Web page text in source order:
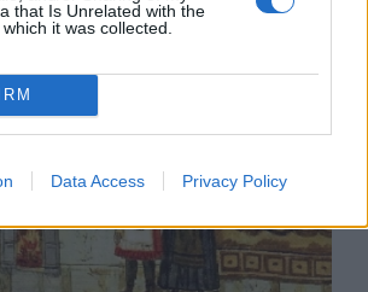
that Is Unrelated with the
it was collected.
Data Access Privacy Policy